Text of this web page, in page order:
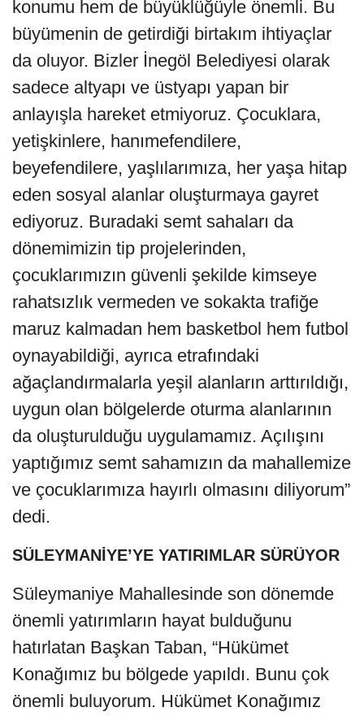
konumu hem de büyüklüğüyle önemli. Bu
büyümenin de getirdiği birtakım ihtiyaçlar
da oluyor. Bizler İnegöl Belediyesi olarak
sadece altyapı ve üstyapı yapan bir
anlayışla hareket etmiyoruz. Çocuklara,
yetişkinlere, hanımefendilere,
beyefendilere, yaşlılarımıza, her yaşa hitap
eden sosyal alanlar oluşturmaya gayret
ediyoruz. Buradaki semt sahaları da
dönemimizin tip projelerinden,
çocuklarımızın güvenli şekilde kimseye
rahatsızlık vermeden ve sokakta trafiğe
maruz kalmadan hem basketbol hem futbol
oynayabildiği, ayrıca etrafındaki
ağaçlandırmalarla yeşil alanların arttırıldığı,
uygun olan bölgelerde oturma alanlarının
da oluşturulduğu uygulamamız. Açılışını
yaptığımız semt sahamızın da mahallemize
ve çocuklarımıza hayırlı olmasını diliyorum”
dedi.
SÜLEYMANİYE’YE YATIRIMLAR SÜRÜYOR
Süleymaniye Mahallesinde son dönemde
önemli yatırımların hayat bulduğunu
hatırlatan Başkan Taban, “Hükümet
Konağımız bu bölgede yapıldı. Bunu çok
önemli buluyorum. Hükümet Konağımız